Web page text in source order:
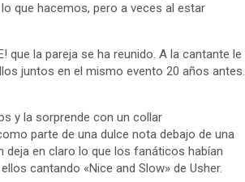
que hacemos, pero a veces al estar
que la pareja se ha reunido. A la cantante le
juntos en el mismo evento 20 años antes.
y la sorprende con un collar
parte de una dulce nota debajo de una
en claro lo que los fanáticos habían
cantando «Nice and Slow» de Usher.